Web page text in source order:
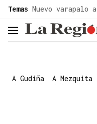
Temas Nuevo varapalo a
header.menu.open
A Gudiña A Mezquita